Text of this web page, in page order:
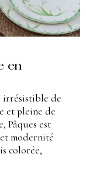
en
irrésistible de
et pleine de
Pâques est
modernité
colorée,